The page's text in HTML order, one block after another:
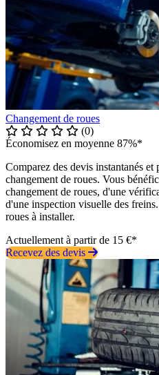
Changement de roues
(0)
Économisez en moyenne 87%*
Comparez des devis instantanés
changement de roues. Vous
changement de roues, d'une
d'une inspection visuelle des
roues à installer.
Actuellement à partir de 15 €*
Recevez des devis